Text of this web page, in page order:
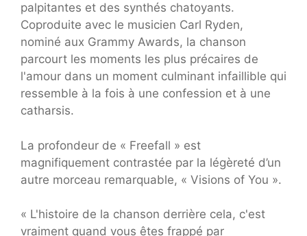
palpitantes et des synthés chatoyants.
Coproduite avec le musicien Carl Ryden,
nominé aux Grammy Awards, la chanson
parcourt les moments les plus précaires de
l'amour dans un moment culminant infaillible qui
ressemble à la fois à une confession et à une
catharsis.
La profondeur de « Freefall » est
magnifiquement contrastée par la légèreté d’un
autre morceau remarquable, « Visions of You ».
« L'histoire de la chanson derrière cela, c'est
vraiment quand vous êtes frappé par